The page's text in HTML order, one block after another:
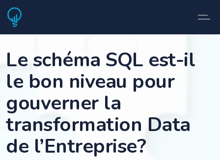
Le schéma SQL est-il
le bon niveau pour
gouverner la
transformation Data
de l’Entreprise?